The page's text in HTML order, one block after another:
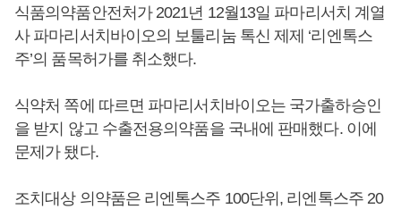
식품의약품안전처가 2021년 12월13일 파마리서치 계열
사 파마리서치바이오의 보툴리눔 톡신 제제 ‘리엔톡스
주’의 품목허가를 취소했다.
식약처 쪽에 따르면 파마리서치바이오는 국가출하승인
을 받지 않고 수출전용의약품을 국내에 판매했다. 이에
문제가 됐다.
조치대상 의약품은 리엔톡스주 100단위, 리엔톡스주 20